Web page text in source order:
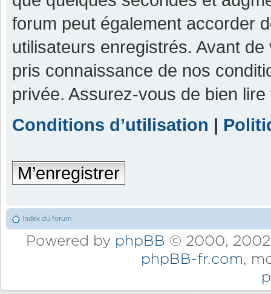
forum peut également accorder
utilisateurs enregistrés. Avant
pris connaissance de nos
privée. Assurez-vous de bien
Conditions d’utilisation |
M’enregistrer
Index du forum
Powered by phpBB © 2000,
phpBB-fr.com,